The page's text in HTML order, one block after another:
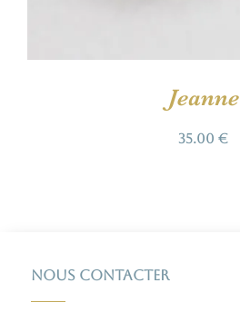
Jeanne
35.00€
Nous contacter